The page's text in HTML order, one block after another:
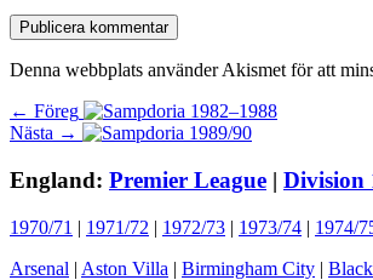
Denna webbplats använder Akismet för att
Inläggsnavigering
← Föreg Föregående
inlägg:
Nästa → Nästa
England: Premier League | Division
1970/71 | 1971/72 | 1972/73 | 1973/74 | 1974/
Arsenal | Aston Villa | Birmingham City |